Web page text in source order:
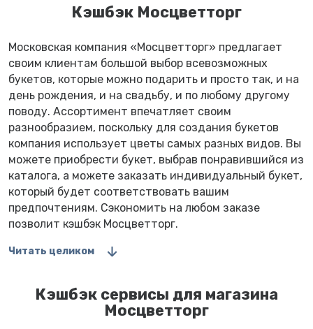
Кэшбэк Мосцветторг
Московская компания «Мосцветторг» предлагает
своим клиентам большой выбор всевозможных
букетов, которые можно подарить и просто так, и на
день рождения, и на свадьбу, и по любому другому
поводу. Ассортимент впечатляет своим
разнообразием, поскольку для создания букетов
компания использует цветы самых разных видов. Вы
можете приобрести букет, выбрав понравившийся из
каталога, а можете заказать индивидуальный букет,
который будет соответствовать вашим
предпочтениям. Сэкономить на любом заказе
позволит кэшбэк Мосцветторг.
Читать целиком
Кэшбэк сервисы для магазина
Мосцветторг